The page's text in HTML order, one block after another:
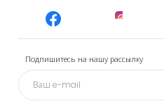
Подпишитесь на нашу рассылку